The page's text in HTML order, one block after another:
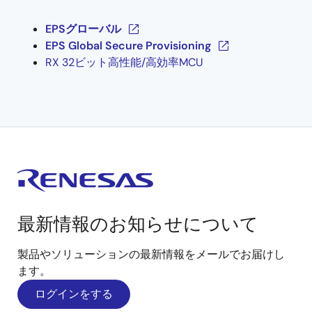
EPSグローバル
EPS Global Secure Provisioning
RX 32ビット高性能/高効率MCU
最新情報のお知らせについて
製品やソリューションの最新情報をメールでお届けし
ます。
ログインをする